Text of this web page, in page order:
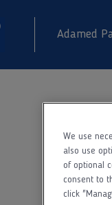
Adamed
We use
also use
of optional
consent to
click